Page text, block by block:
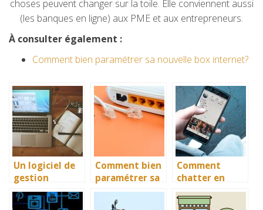
choses peuvent changer sur la toile. Elle conviennent aussi
(les banques en ligne) aux PME et aux entrepreneurs.
À consulter également :
Comment bien paramétrer sa nouvelle box internet?
Un logiciel de
gestion
relation client
dans
Comment bien
paramétrer sa
nouvelle box
internet?
Comment
chatter en
toute sécurité
dans un forum